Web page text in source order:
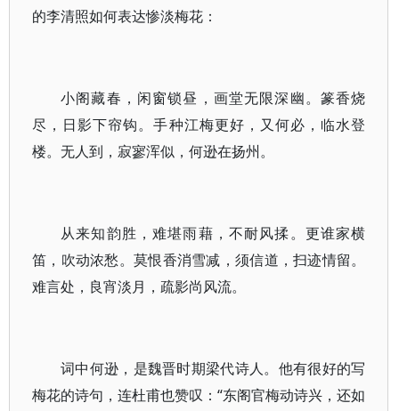
的李清照如何表达惨淡梅花：
小阁藏春，闲窗锁昼，画堂无限深幽。篆香烧
尽，日影下帘钩。手种江梅更好，又何必，临水登
楼。无人到，寂寥浑似，何逊在扬州。
从来知韵胜，难堪雨藉，不耐风揉。更谁家横
笛，吹动浓愁。莫恨香消雪减，须信道，扫迹情留。
难言处，良宵淡月，疏影尚风流。
词中何逊，是魏晋时期梁代诗人。他有很好的写
梅花的诗句，连杜甫也赞叹：“东阁官梅动诗兴，还如